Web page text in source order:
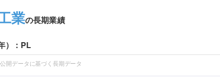
業の長期業績
）：PL
開データに基づく長期データ